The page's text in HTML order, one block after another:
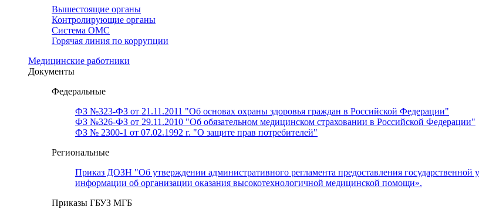
Вышестоящие органы
Контролирующие органы
Система ОМС
Горячая линия по коррупции
Медицинские работники
Документы
Федеральные
ФЗ №323-ФЗ от 21.11.2011 "Об основах охраны здоровья граждан в Российской Федерации"
ФЗ №326-ФЗ от 29.11.2010 "Об обязательном медицинском страховании в Российской Федерации"
ФЗ № 2300-1 от 07.02.1992 г. "О защите прав потребителей"
Региональные
Приказ ДОЗН "Об утверждении административного регламента предоставления государственной
информации об организации оказания высокотехнологичной медицинской помощи».
Приказы ГБУЗ МГБ